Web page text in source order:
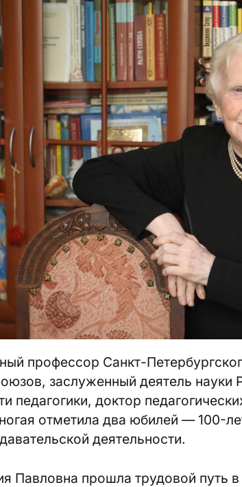
профессор Санкт-
заслуженный деятель
педагогики, доктор
отметила два юбилей — 100-
деятельности.
Павловна прошла трудовой путь